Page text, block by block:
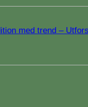
med trend –